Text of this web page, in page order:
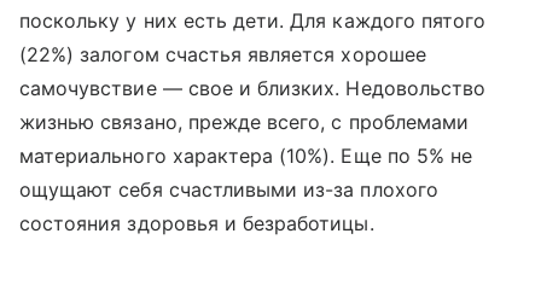
поскольку у них есть дети. Для каждого пятого
(22%) залогом счастья является хорошее
самочувствие — свое и близких. Недовольство
жизнью связано, прежде всего, с проблемами
материального характера (10%). Еще по 5% не
ощущают себя счастливыми из-за плохого
состояния здоровья и безработицы.